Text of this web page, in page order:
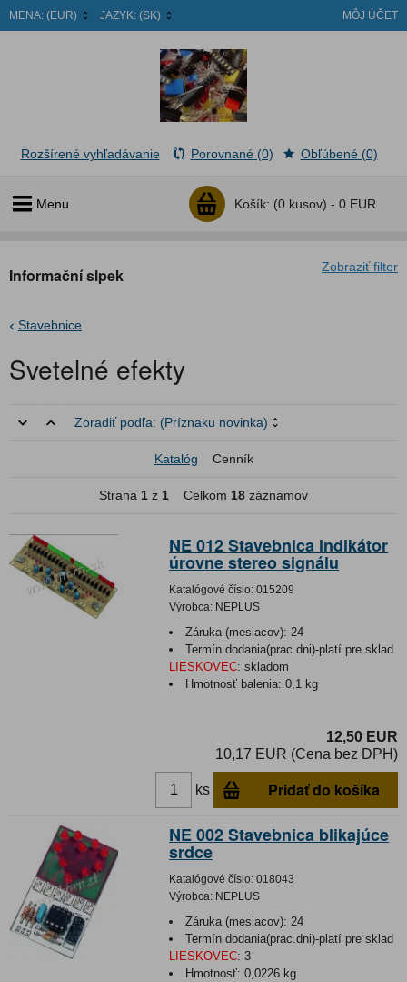
MENA: (EUR) JAZYK: (SK) MÔJ ÚČET
Menu Košík: (0 kusov) - 0 EUR
Rozšírené vyhľadávanie Porovnané (0) Obľúbené (0)
Zobraziť filter
Informační slpek
Stavebnice
Svetelné efekty
Zoradiť podľa: (Príznaku novinka)
Katalóg Cenník
Strana 1 z 1 Celkom 18 záznamov
NE 012 Stavebnica indikátor
úrovne stereo signálu
Katalógové číslo: 015209
Výrobca: NEPLUS
Záruka (mesiacov): 24
Termín dodania(prac.dni)-platí pre sklad
LIESKOVEC: skladom
Hmotnosť balenia:0,1 kg
12,50 EUR
10,17 EUR (Cena bez DPH)
ks Pridať do košíka
NE 002 Stavebnica blikajúce
srdce
Katalógové číslo: 018043
Výrobca: NEPLUS
Záruka (mesiacov): 24
Termín dodania(prac.dni)-platí pre sklad
LIESKOVEC: 3
Hmotnosť:0,0226 kg